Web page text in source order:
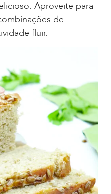
Aproveite para
de
fluir.